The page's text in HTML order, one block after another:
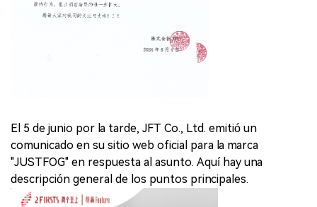
El 5 de junio por la tarde, JFT Co., Ltd. emitió un
comunicado en su sitio web oficial para la marca
"JUSTFOG" en respuesta al asunto. Aquí hay una
descripción general de los puntos principales.